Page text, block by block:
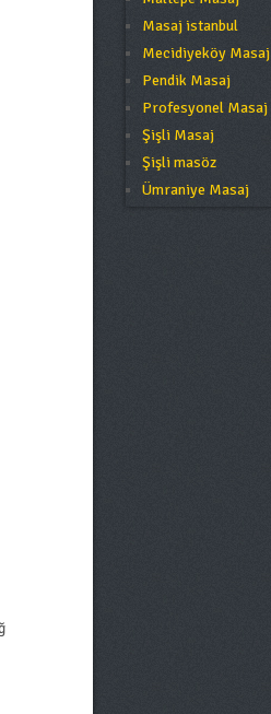
Masaj istanbul
Mecidiyeköy Masaj
Pendik Masaj
Profesyonel Masaj
Şişli Masaj
Şişli masöz
Ümraniye Masaj